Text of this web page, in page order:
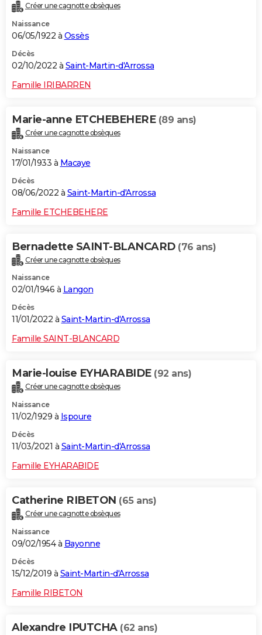
Créer une cagnotte obsèques
Naissance
06/05/1922 à Ossès
Décès
02/10/2022 à Saint-Martin-d'Arrossa
Famille IRIBARREN
Marie-anne ETCHEBEHERE (89 ans)
Créer une cagnotte obsèques
Naissance
17/01/1933 à Macaye
Décès
08/06/2022 à Saint-Martin-d'Arrossa
Famille ETCHEBEHERE
Bernadette SAINT-BLANCARD (76 ans)
Créer une cagnotte obsèques
Naissance
02/01/1946 à Langon
Décès
11/01/2022 à Saint-Martin-d'Arrossa
Famille SAINT-BLANCARD
Marie-louise EYHARABIDE (92 ans)
Créer une cagnotte obsèques
Naissance
11/02/1929 à Ispoure
Décès
11/03/2021 à Saint-Martin-d'Arrossa
Famille EYHARABIDE
Catherine RIBETON (65 ans)
Créer une cagnotte obsèques
Naissance
09/02/1954 à Bayonne
Décès
15/12/2019 à Saint-Martin-d'Arrossa
Famille RIBETON
Alexandre IPUTCHA (62 ans)